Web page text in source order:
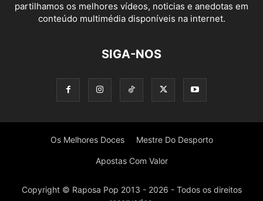
partilhamos os melhores vídeos, noticias e anedotas em
conteúdo multimédia disponíveis na internet.
SIGA-NOS
Os Melhores Doces Mestre Do Desporto
Apostas Com Valor
Copyright © Raposa Pop 2013 - 2026 - Todos os direitos